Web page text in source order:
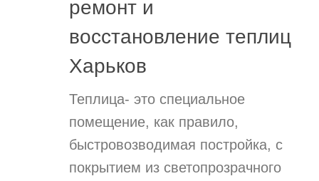
ремонт и
восстановление теплиц
Харьков
Теплица- это специальное
помещение, как правило,
быстровозводимая постройка, с
покрытием из светопрозрачного